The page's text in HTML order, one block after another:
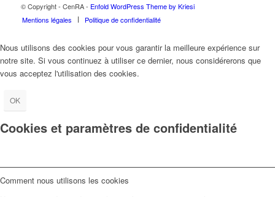
© Copyright - CenRA - Enfold WordPress Theme by Kriesi
Mentions légales
Politique de confidentialité
Nous utilisons des cookies pour vous garantir la meilleure expérience sur
notre site. Si vous continuez à utiliser ce dernier, nous considérerons que
vous acceptez l'utilisation des cookies.
OK
Cookies et paramètres de confidentialité
Comment nous utilisons les cookies